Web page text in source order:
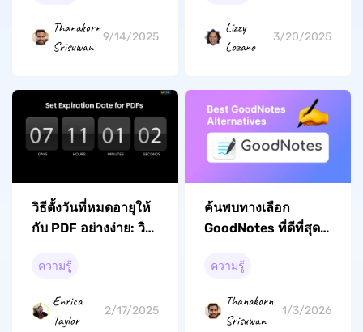
Thanakorn
Srisuwan
9/14/2025
Lizzy
Lozano
3/20/2025
วิธีตั้งวันที่หมดอายุให้
กับ PDF อย่างง่าย: วิธี
ความรู้
Enrica
Taylor
2/17/2025
ค้นพบทางเลือก
GoodNotes ที่ดีที่สุด:
ยกระดับการจดบันทึก
ความรู้
Thanakorn
Srisuwan
1/3/2026